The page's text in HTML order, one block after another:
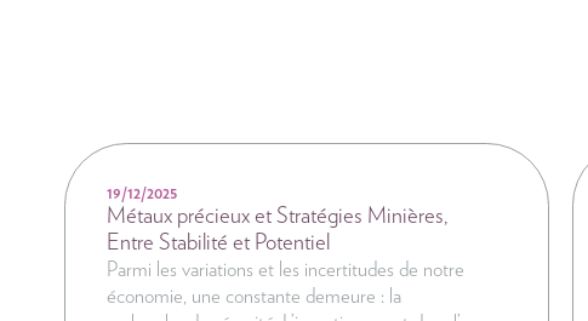
NEWS
19/12/2025
Métaux précieux et Stratégies Minières,
Entre Stabilité et Potentiel
Parmi les variations et les incertitudes de notre
économie, une constante demeure : la